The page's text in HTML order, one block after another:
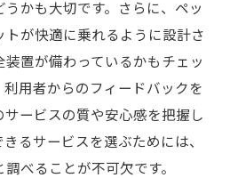
かも大切です。さらに、ペッ
トが快適に乗れるように設計さ
置が備わっているかもチェッ
用者からのフィードバックを
ービスの質や安心感を把握し
るサービスを選ぶためには、
べることが不可欠です。